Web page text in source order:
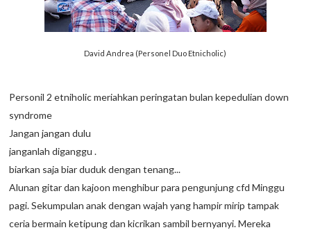
David Andrea (Personel Duo Etnicholic)
Personil 2 etniholic meriahkan peringatan bulan kepedulian down
syndrome
Jangan jangan dulu
janganlah diganggu .
biarkan saja biar duduk dengan tenang...
Alunan gitar dan kajoon menghibur para pengunjung cfd Minggu
pagi. Sekumpulan anak dengan wajah yang hampir mirip tampak
ceria bermain ketipung dan kicrikan sambil bernyanyi. Mereka